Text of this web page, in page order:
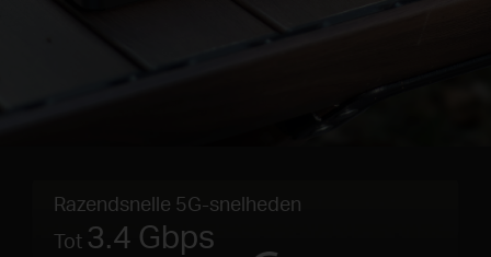
Razendsnelle 5G-snelheden
Tot 3.4 Gbps